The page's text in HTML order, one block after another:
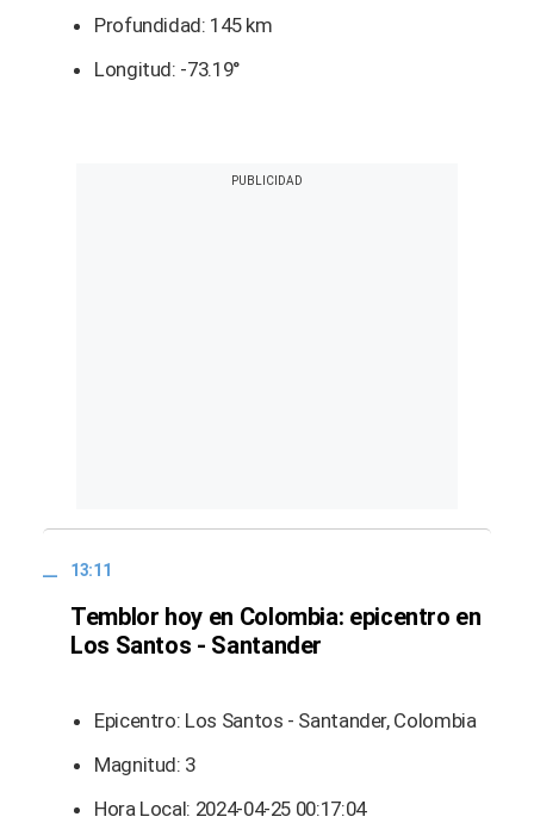
Profundidad: 145 km
Longitud: -73.19°
13:11
Temblor hoy en Colombia: epicentro en
Los Santos - Santander
Epicentro: Los Santos - Santander, Colombia
Magnitud: 3
Hora Local: 2024-04-25 00:17:04